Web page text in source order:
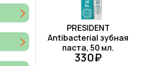
PRESIDENT
Antibacterial зубная
паста, 50 мл.
330₽